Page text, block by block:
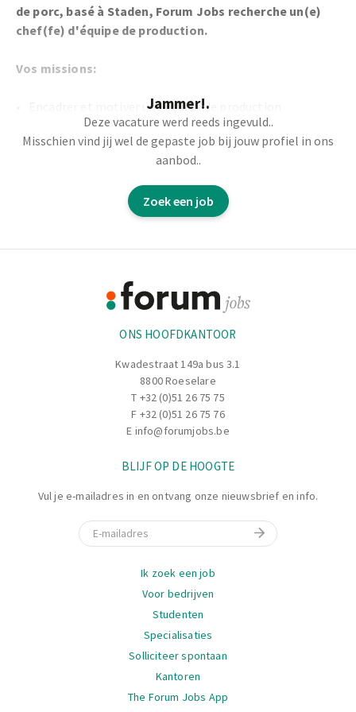
de porc, basé à Staden, Forum Jobs recherche un(e)
chef(fe) d'équipe de production.
Vos missions:
Encadrer et motiver une équipe de production
Assurer le bon déroulement de la ligne
Réagir rapidement aux imprévus et assurer la
Effectuer des calculs mentaux simples liés aux volumes
Être un véritable relais entre les opérateurs et la
Vous commencez votre journée soit à 5h ou soit 8h jusqu'à
ce que le travail soit terminé.
Jammer!.
Deze vacature werd reeds ingevuld..
Misschien vind jij wel de gepaste job bij jouw profiel in ons
aanbod..
Zoek een job
ONS HOOFDKANTOOR
Kwadestraat 149a bus 3.1
8800 Roeselare
T +32 (0)51 26 75 75
F +32 (0)51 26 75 76
E info@forumjobs.be
BLIJF OP DE HOOGTE
Vul je e-mailadres in en ontvang onze nieuwsbrief en info.
E-mail
Ik zoek een job
Voor bedrijven
Studenten
Specialisaties
Solliciteer spontaan
Kantoren
The Forum Jobs App